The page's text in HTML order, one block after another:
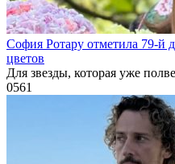
София Ротару отметила 79-й
цветов
Для звезды, которая уже
0561